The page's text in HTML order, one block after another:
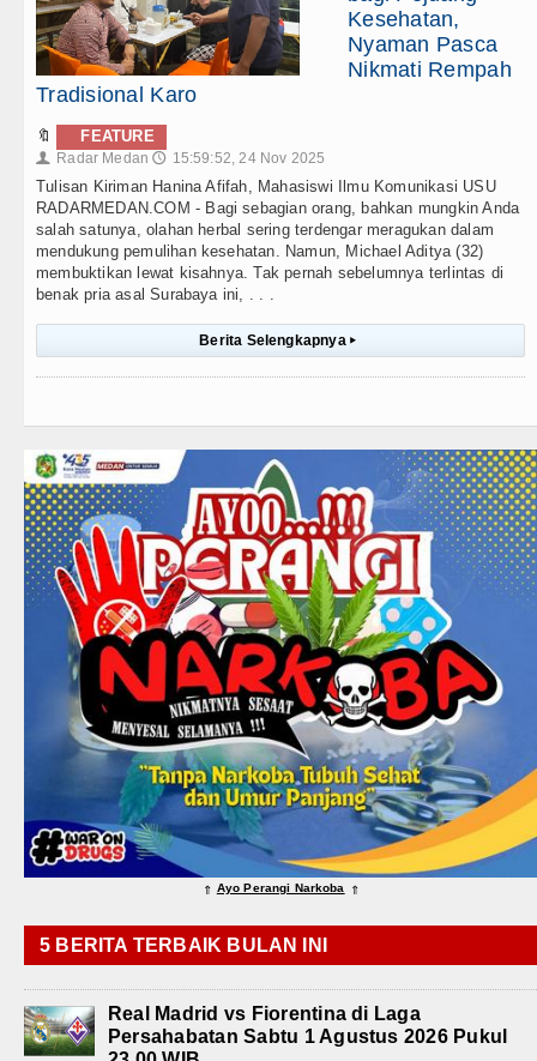
Kesehatan,
Nyaman Pasca
Nikmati Rempah
Tradisional Karo
🔖 FEATURE
👤 Radar Medan 🕔 15:59:52, 24 Nov 2025
Tulisan Kiriman Hanina Afifah, Mahasiswi Ilmu Komunikasi USU
RADARMEDAN.COM - Bagi sebagian orang, bahkan mungkin Anda
salah satunya, olahan herbal sering terdengar meragukan dalam
mendukung pemulihan kesehatan. Namun, Michael Aditya (32)
membuktikan lewat kisahnya. Tak pernah sebelumnya terlintas di
benak pria asal Surabaya ini, . . .
Berita Selengkapnya ▸
⇑ Ayo Perangi Narkoba ⇑
5 BERITA TERBAIK BULAN INI
Real Madrid vs Fiorentina di Laga
Persahabatan Sabtu 1 Agustus 2026 Pukul